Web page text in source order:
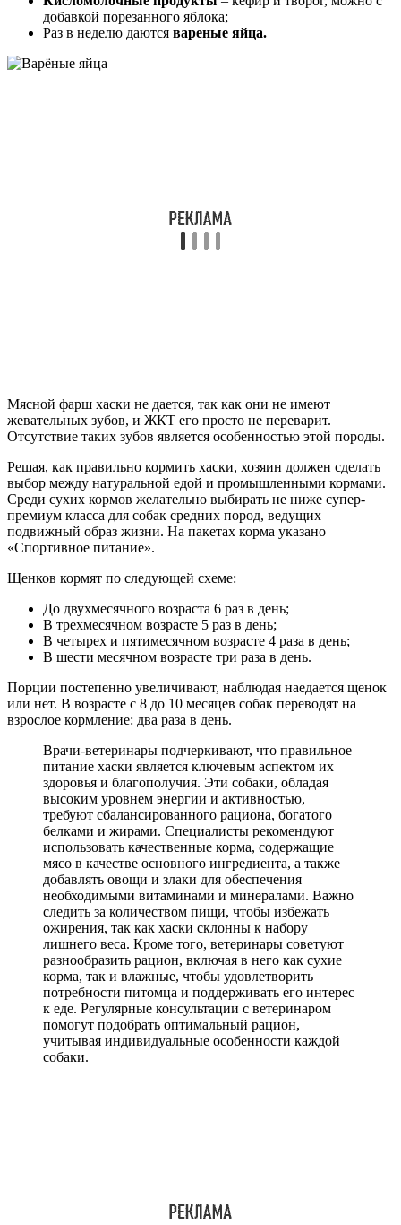
добавкой порезанного яблока;
Раз в неделю даются вареные яйца.
Мясной фарш хаски не дается, так как они не имеют
жевательных зубов, и ЖКТ его просто не переварит.
Отсутствие таких зубов является особенностью этой породы.
Решая, как правильно кормить хаски, хозяин должен сделать
выбор между натуральной едой и промышленными кормами.
Среди сухих кормов желательно выбирать не ниже супер-
премиум класса для собак средних пород, ведущих
подвижный образ жизни. На пакетах корма указано
«Спортивное питание».
Щенков кормят по следующей схеме:
До двухмесячного возраста 6 раз в день;
В трехмесячном возрасте 5 раз в день;
В четырех и пятимесячном возрасте 4 раза в день;
В шести месячном возрасте три раза в день.
Порции постепенно увеличивают, наблюдая наедается щенок
или нет. В возрасте с 8 до 10 месяцев собак переводят на
взрослое кормление: два раза в день.
Врачи-ветеринары подчеркивают, что правильное
питание хаски является ключевым аспектом их
здоровья и благополучия. Эти собаки, обладая
высоким уровнем энергии и активностью,
требуют сбалансированного рациона, богатого
белками и жирами. Специалисты рекомендуют
использовать качественные корма, содержащие
мясо в качестве основного ингредиента, а также
добавлять овощи и злаки для обеспечения
необходимыми витаминами и минералами. Важно
следить за количеством пищи, чтобы избежать
ожирения, так как хаски склонны к набору
лишнего веса. Кроме того, ветеринары советуют
разнообразить рацион, включая в него как сухие
корма, так и влажные, чтобы удовлетворить
потребности питомца и поддерживать его интерес
к еде. Регулярные консультации с ветеринаром
помогут подобрать оптимальный рацион,
учитывая индивидуальные особенности каждой
собаки.